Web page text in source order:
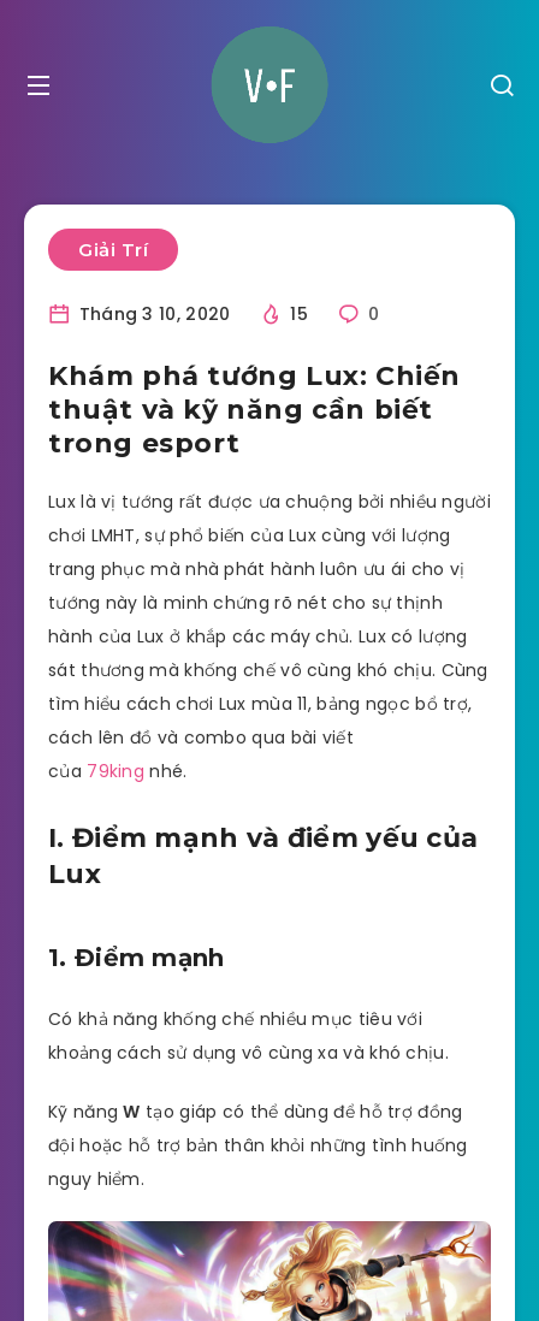
Giải Trí
Tháng 3 10, 2020 15 0
Khám phá tướng Lux: Chiến
thuật và kỹ năng cần biết
trong esport
Lux là vị tướng rất được ưa chuộng bởi nhiều người
chơi LMHT, sự phổ biến của Lux cùng với lượng
trang phục mà nhà phát hành luôn ưu ái cho vị
tướng này là minh chứng rõ nét cho sự thịnh
hành của Lux ở khắp các máy chủ. Lux có lượng
sát thương mà khống chế vô cùng khó chịu. Cùng
tìm hiểu cách chơi Lux mùa 11, bảng ngọc bổ trợ,
cách lên đồ và combo qua bài viết
của 79king nhé.
I. Điểm mạnh và điểm yếu của
Lux
1. Điểm mạnh
Có khả năng khống chế nhiều mục tiêu với
khoảng cách sử dụng vô cùng xa và khó chịu.
Kỹ năngW tạo giáp có thể dùng để hỗ trợ đồng
đội hoặc hỗ trợ bản thân khỏi những tình huống
nguy hiểm.